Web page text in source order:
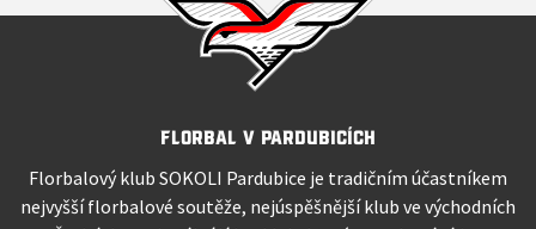
Florbal v Pardubicích
Florbalový klub SOKOLI Pardubice je tradičním účastníkem
nejvyšší florbalové soutěže, nejúspěšnější klub ve východních